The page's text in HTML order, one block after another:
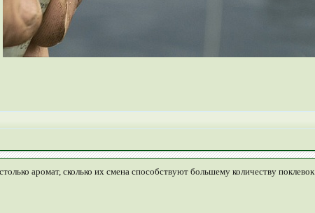
аромат, сколько их смена способствуют большему количеству поклевок.